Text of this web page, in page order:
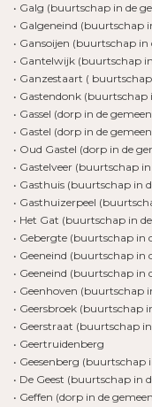
• Galg (buurtschap in de
• Galgeneind (buurtschap
• Gansoijen (buurtschap
• Gantelwijk (buurtschap
• Ganzestaart (
• Gastendonk (buurtschap
• Gassel (dorp in de
• Gastel (dorp in de
• Oud Gastel (dorp in de
• Gastelveer (buurtschap
• Gasthuis (buurtschap in
• Gasthuizerpeel
• Het Gat (buurtschap in
• Gebergte (buurtschap in
• Geeneind (buurtschap in
• Geeneind (buurtschap in
• Geenhoven (buurtschap
• Geersbroek (buurtschap
• Geerstraat (buurtschap
• Geertruidenberg
• Geesenberg (buurtschap
• De Geest (buurtschap in
• Geffen (dorp in de